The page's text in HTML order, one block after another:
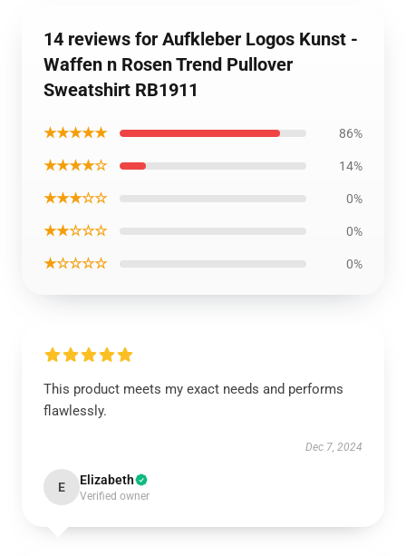
14 reviews for Aufkleber Logos Kunst -
Waffen n Rosen Trend Pullover
Sweatshirt RB1911
★★★★★ 86%
★★★★☆ 14%
★★★☆☆ 0%
★★☆☆☆ 0%
★☆☆☆☆ 0%
This product meets my exact needs and performs
flawlessly.
Dec 7, 2024
E Elizabeth
Verified owner